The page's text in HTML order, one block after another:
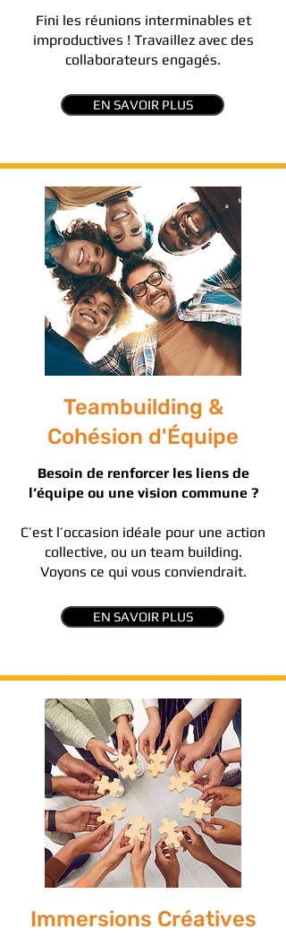
Fini les réunions interminables et
improductives ! Travaillez avec des
collaborateurs engagés.
EN SAVOIR PLUS
Teambuilding &
Cohésion d'Équipe
Besoin de renforcer les liens de
l’équipe ou une vision commune ?
C’est l’occasion idéale pour une action
collective, ou un team building.
Voyons ce qui vous conviendrait.
EN SAVOIR PLUS
Immersions Créatives